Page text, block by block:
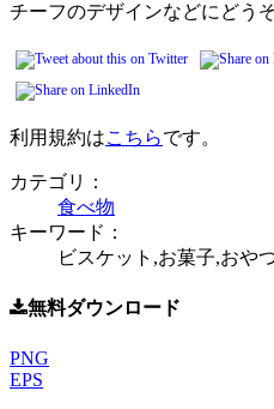
チーフのデザインなどにどうぞ
利用規約はこちらです。
カテゴリ：
食べ物
キーワード：
ビスケット,お菓子,おや
無料ダウンロード
PNG
EPS